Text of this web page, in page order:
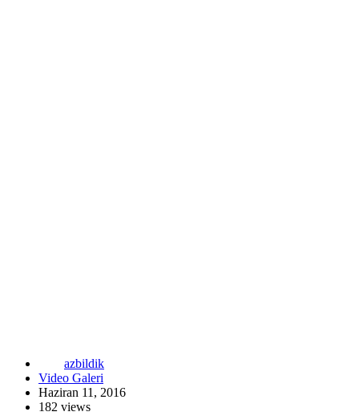
azbildik
Video Galeri
Haziran 11, 2016
182 views